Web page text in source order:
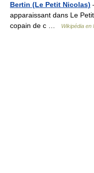
Bertin (Le Petit Nicolas)
apparaissant dans Le
copain de c …
Wikipédia en